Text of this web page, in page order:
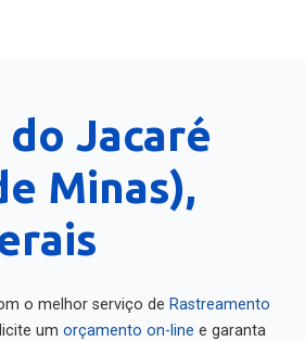
Jacaré
Minas),
o melhor serviço de Rastreamento
um orçamento on-line e garanta